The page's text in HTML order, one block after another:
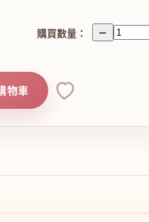
購買數量： －
物車